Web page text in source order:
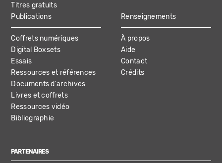
Titres gratuits
Publications
Coffrets numériques
Digital Boxsets
Essais
Ressources et références
Documents d'archives
Livres et coffrets
Ressources vidéo
Bibliographie
Renseignements
À propos
Aide
Contact
Crédits
PARTENAIRES